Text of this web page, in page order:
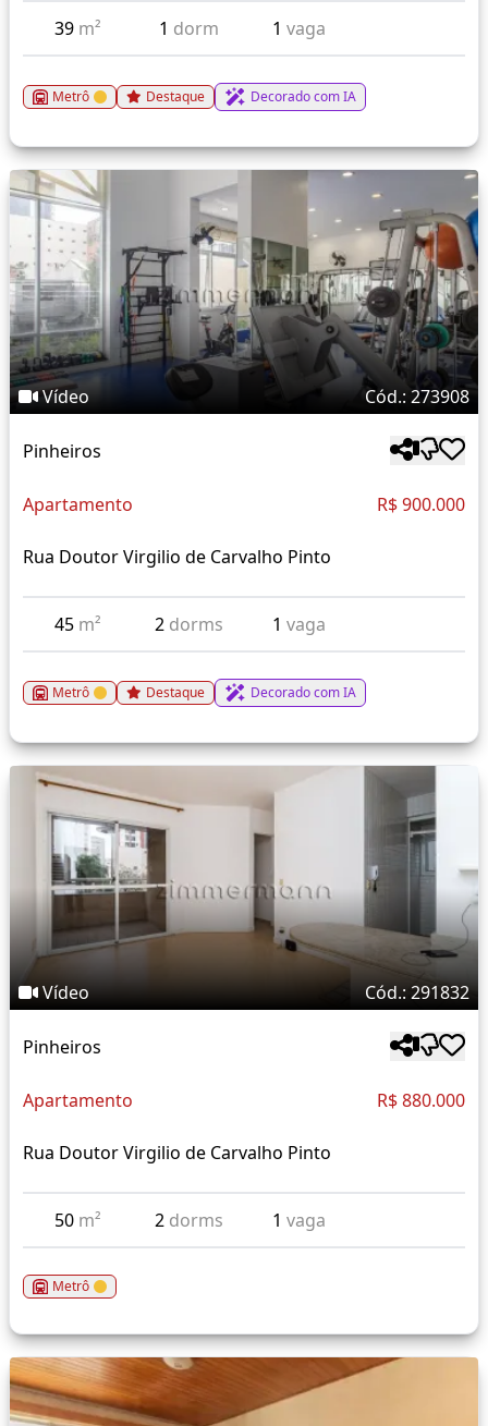
39 m² 1 dorm 1vaga
Metrô Destaque Decorado com IA
Vídeo Cód.: 273908
Pinheiros
Apartamento R$ 900.000
Rua Doutor Virgilio de Carvalho Pinto
45 m² 2 dorms 1vaga
Metrô Destaque Decorado com IA
Vídeo Cód.: 291832
Pinheiros
Apartamento R$ 880.000
Rua Doutor Virgilio de Carvalho Pinto
50 m² 2 dorms 1vaga
Metrô